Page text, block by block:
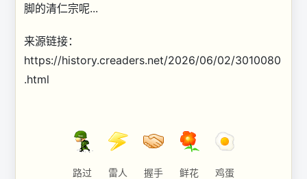
脚的清仁宗呢...
来源链接：
https://history.creaders.net/2026/06/02/3010080
.html
路过 雷人 握手 鲜花 鸡蛋